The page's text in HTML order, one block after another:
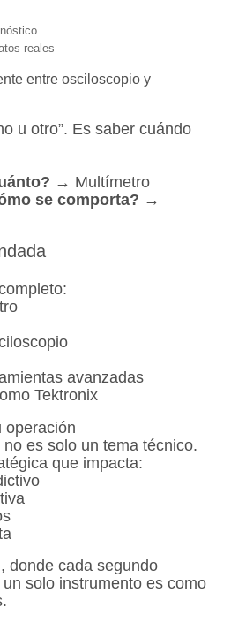
reales
entre osciloscopio y
u otro”. Es saber cuándo
→ Multímetro
se comporta? →
avanzadas
Tektronix
operación
es solo un tema técnico.
que impacta:
donde cada segundo
solo instrumento es como